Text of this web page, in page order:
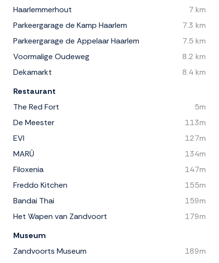
Haarlemmerhout
7 km
Parkeergarage de Kamp Haarlem
7.3 km
Parkeergarage de Appelaar Haarlem
7.5 km
Voormalige Oudeweg
8.2 km
Dekamarkt
8.4 km
Restaurant
The Red Fort
5m
De Meester
113m
EVI
127m
MARÛ
134m
Filoxenia
147m
Freddo Kitchen
155m
Bandai Thai
159m
Het Wapen van Zandvoort
179m
Museum
Zandvoorts Museum
189m